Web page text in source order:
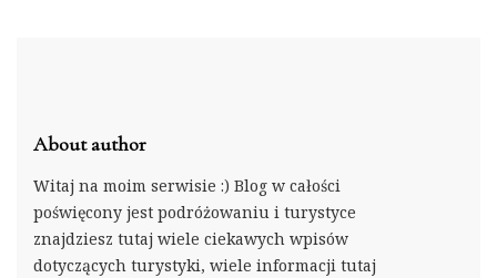
About author
Witaj na moim serwisie :) Blog w całości
poświęcony jest podróżowaniu i turystyce
znajdziesz tutaj wiele ciekawych wpisów
dotyczących turystyki, wiele informacji tutaj